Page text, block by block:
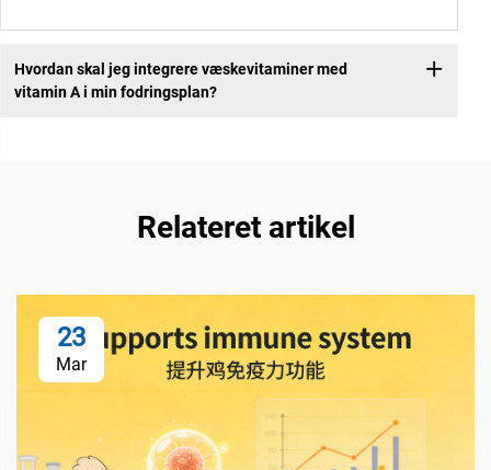
Hvordan skal jeg integrere væskevitaminer med
vitamin A i min fodringsplan?
Relateret artikel
23
Mar